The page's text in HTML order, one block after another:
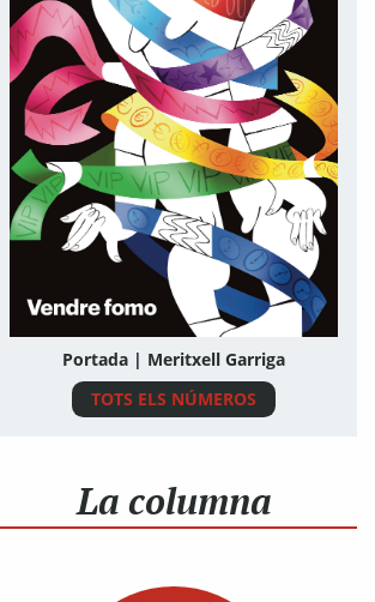
Portada | Meritxell Garriga
TOTS ELS NÚMEROS
La columna